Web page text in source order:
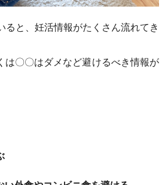
ると、妊活情報がたくさん流れてき
は〇〇はダメなど避けるべき情報が